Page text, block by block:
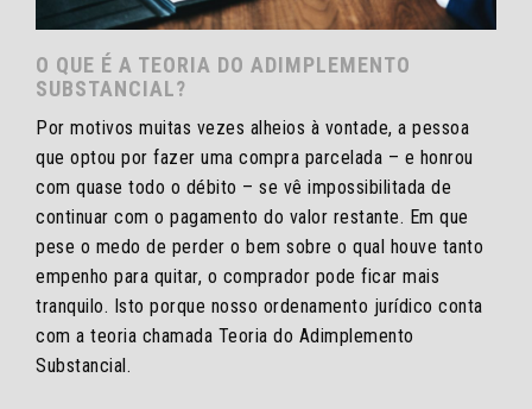
O QUE É A TEORIA DO ADIMPLEMENTO
SUBSTANCIAL?
Por motivos muitas vezes alheios à vontade, a pessoa
que optou por fazer uma compra parcelada – e honrou
com quase todo o débito – se vê impossibilitada de
continuar com o pagamento do valor restante. Em que
pese o medo de perder o bem sobre o qual houve tanto
empenho para quitar, o comprador pode ficar mais
tranquilo. Isto porque nosso ordenamento jurídico conta
com a teoria chamada Teoria do Adimplemento
Substancial.